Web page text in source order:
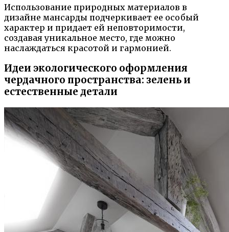
Использование природных материалов в
дизайне мансарды подчеркивает ее особый
характер и придает ей неповторимости,
создавая уникальное место, где можно
наслаждаться красотой и гармонией.
Идеи экологического оформления
чердачного пространства: зелень и
естественные детали